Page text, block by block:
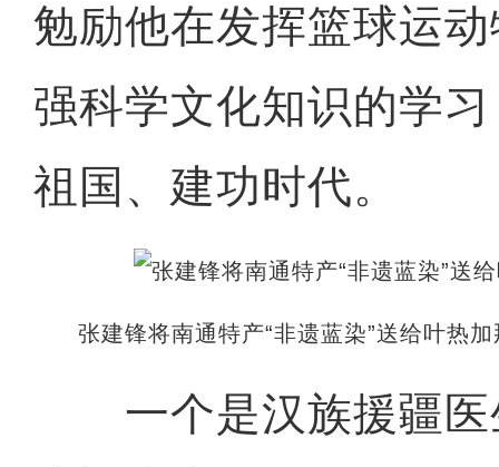
勉励他在发挥篮球运
强科学文化知识的学
祖国、建功时代。
张建锋将南通特产“非遗蓝染”送给叶热
一个是汉族援疆医